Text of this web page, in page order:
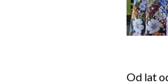
Od lat